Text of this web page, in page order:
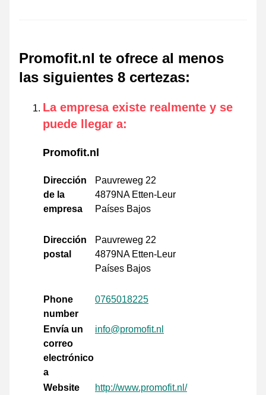
Promofit.nl te ofrece al menos
las siguientes 8 certezas:
La empresa existe realmente y se
puede llegar a:
Promofit.nl
Dirección
de la
empresa
Pauvreweg 22
4879NA Etten-Leur
Países Bajos
Dirección
postal
Pauvreweg 22
4879NA Etten-Leur
Países Bajos
Phone
number
0765018225
Envía un
correo
electrónico
a
info@promofit.nl
Website
http://www.promofit.nl/